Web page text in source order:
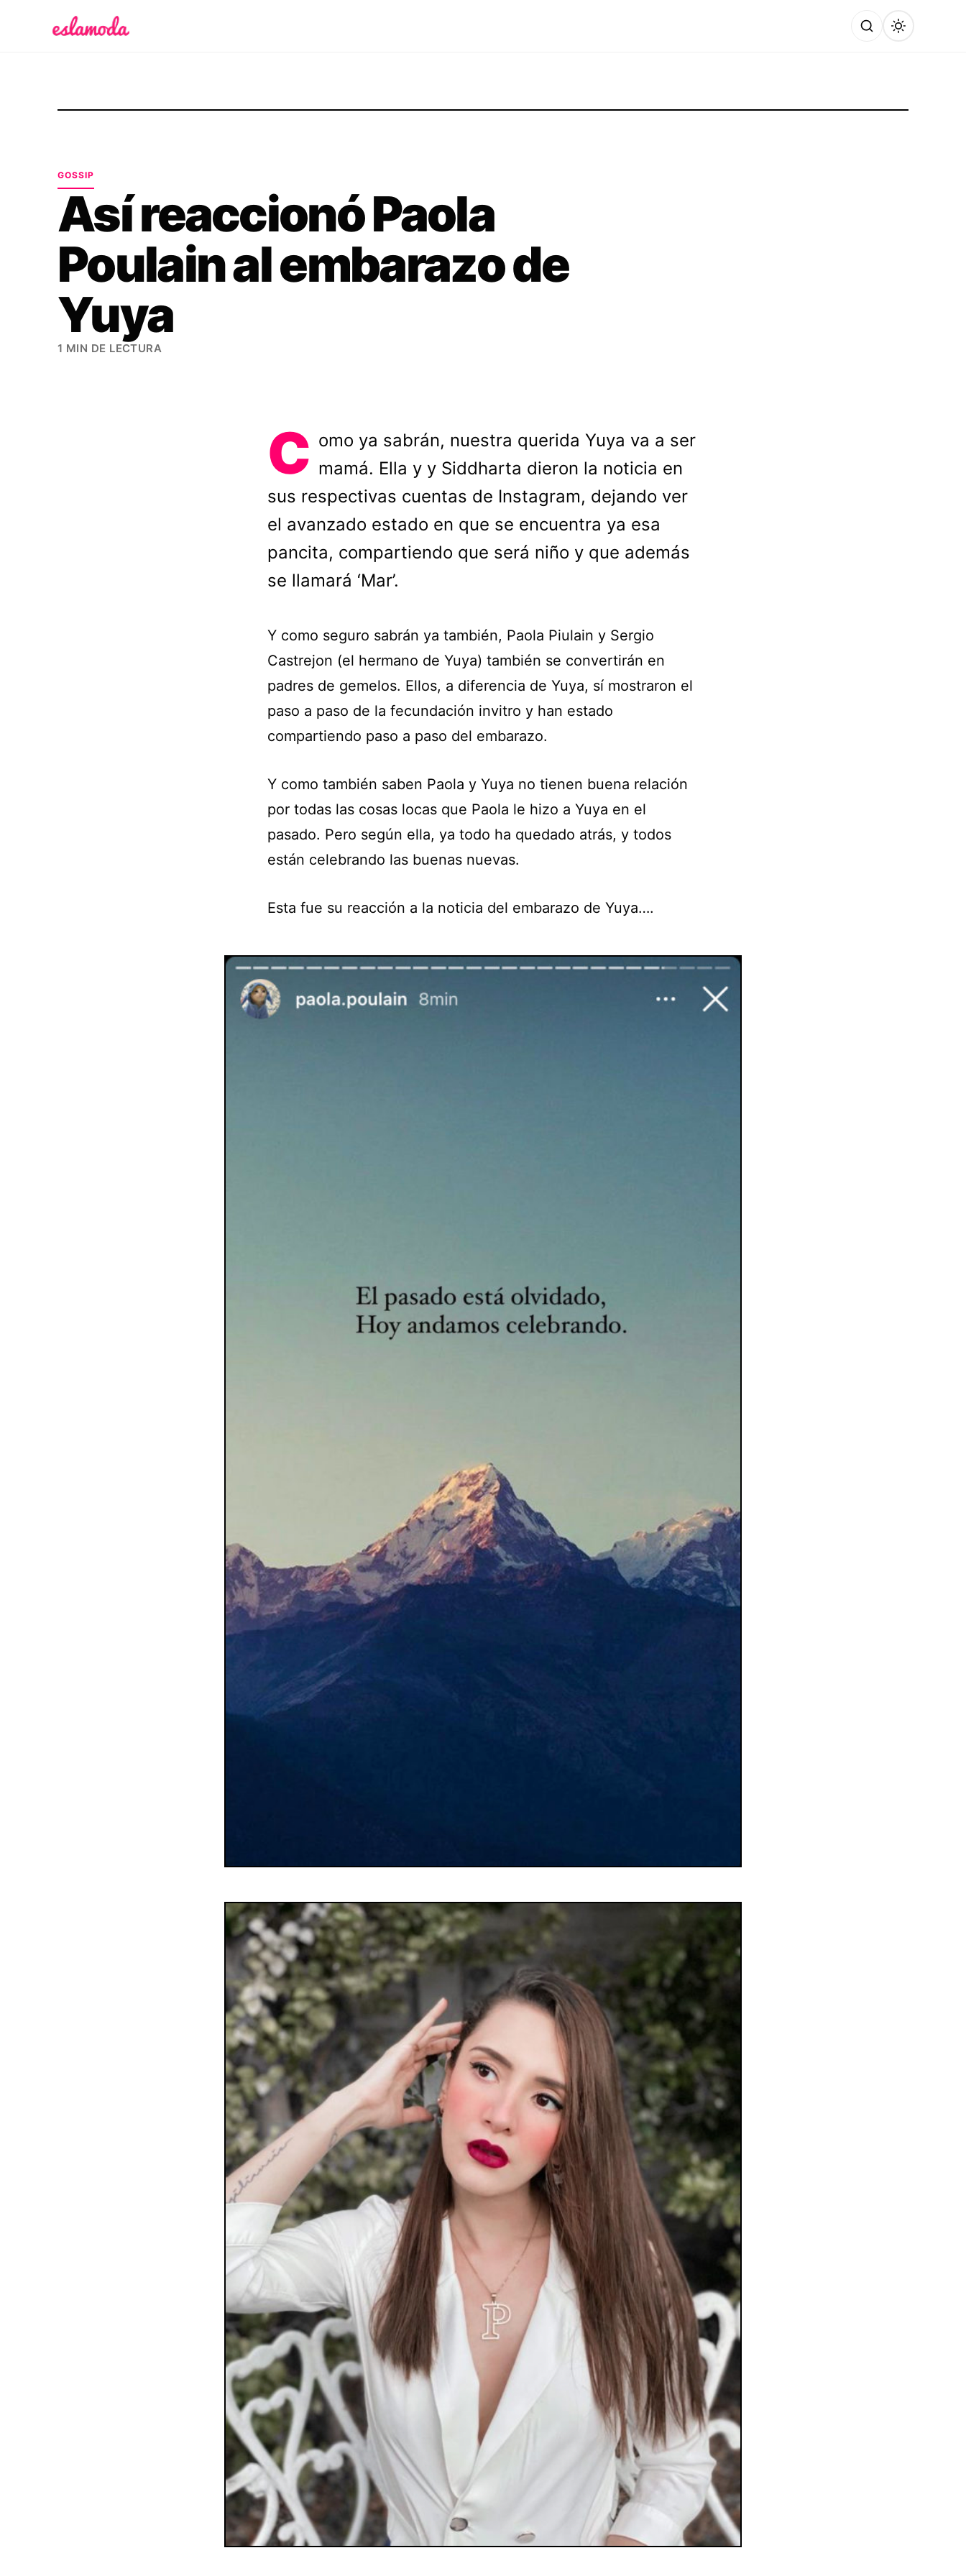
GOSSIP
Así reaccionó Paola
Poulain al embarazo de
Yuya
1 MIN DE LECTURA
C omo ya sabrán, nuestra querida Yuya va a ser
mamá. Ella y y Siddharta dieron la noticia en
sus respectivas cuentas de Instagram, dejando ver
el avanzado estado en que se encuentra ya esa
pancita, compartiendo que será niño y que además
se llamará ‘Mar’.
Y como seguro sabrán ya también, Paola Piulain y Sergio
Castrejon (el hermano de Yuya) también se convertirán en
padres de gemelos. Ellos, a diferencia de Yuya, sí mostraron el
paso a paso de la fecundación invitro y han estado
compartiendo paso a paso del embarazo.
Y como también saben Paola y Yuya no tienen buena relación
por todas las cosas locas que Paola le hizo a Yuya en el
pasado. Pero según ella, ya todo ha quedado atrás, y todos
están celebrando las buenas nuevas.
Esta fue su reacción a la noticia del embarazo de Yuya….